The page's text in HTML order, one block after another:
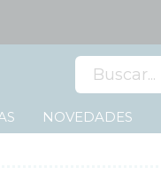
NOVEDADES